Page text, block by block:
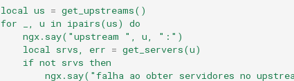
local us = get_upstreams()
for
u in ipairs(us)
do
ngx.say("upstream
", u,
":")
local
srvs, err = get_servers(u)
if not srvs then
ngx.say("falha ao obter servidores no